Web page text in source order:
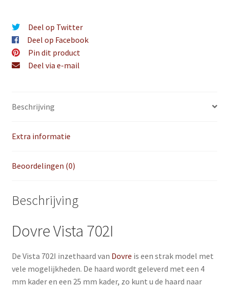
Deel op Twitter
Deel op Facebook
Pin dit product
Deel via e-mail
Beschrijving
Extra informatie
Beoordelingen (0)
Beschrijving
Dovre Vista 702I
De Vista 702I inzethaard van Dovre is een strak model met
vele mogelijkheden. De haard wordt geleverd met een 4
mm kader en een 25 mm kader, zo kunt u de haard naar